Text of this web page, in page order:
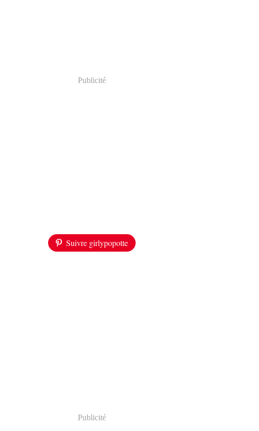
Publicité
Suivre girlypopotte
Publicité